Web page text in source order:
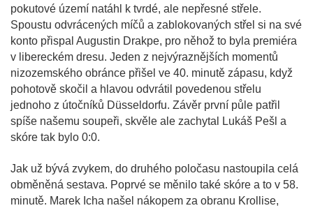
pokutové území natáhl k tvrdé, ale nepřesné střele.
Spoustu odvrácených míčů a zablokovaných střel si na své
konto přispal Augustin Drakpe, pro něhož to byla premiéra
v libereckém dresu. Jeden z nejvýraznějších momentů
nizozemského obránce přišel ve 40. minutě zápasu, když
pohotově skočil a hlavou odvrátil povedenou střelu
jednoho z útočníků Düsseldorfu. Závěr první půle patřil
spíše našemu soupeři, skvěle ale zachytal Lukáš Pešl a
skóre tak bylo 0:0.
Jak už bývá zvykem, do druhého poločasu nastoupila celá
obměněná sestava. Poprvé se měnilo také skóre a to v 58.
minutě. Marek Icha našel nákopem za obranu Krollise,